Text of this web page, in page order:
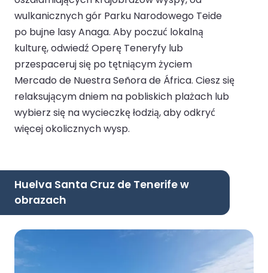
wulkanicznych gór Parku Narodowego Teide
po bujne lasy Anaga. Aby poczuć lokalną
kulturę, odwiedź Operę Teneryfy lub
przespaceruj się po tętniącym życiem
Mercado de Nuestra Señora de África. Ciesz się
relaksującym dniem na pobliskich plażach lub
wybierz się na wycieczkę łodzią, aby odkryć
więcej okolicznych wysp.
Huelva Santa Cruz de Tenerife w
obrazach